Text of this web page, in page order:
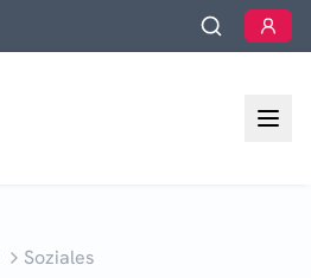
Soziales